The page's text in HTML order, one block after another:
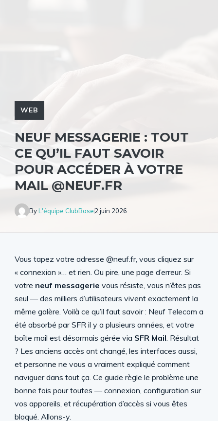
WEB
NEUF MESSAGERIE : TOUT
CE QU’IL FAUT SAVOIR
POUR ACCÉDER À VOTRE
MAIL @NEUF.FR
ByL'équipe ClubBase2 juin 2026
Vous tapez votre adresse @neuf.fr, vous cliquez sur
« connexion »… et rien. Ou pire, une page d’erreur. Si
votre neuf messagerie vous résiste, vous n’êtes pas
seul — des milliers d’utilisateurs vivent exactement la
même galère. Voilà ce qu’il faut savoir : Neuf Telecom a
été absorbé par SFR il y a plusieurs années, et votre
boîte mail est désormais gérée via SFR Mail. Résultat
? Les anciens accès ont changé, les interfaces aussi,
et personne ne vous a vraiment expliqué comment
naviguer dans tout ça. Ce guide règle le problème une
bonne fois pour toutes — connexion, configuration sur
vos appareils, et récupération d’accès si vous êtes
bloqué. Allons-y.